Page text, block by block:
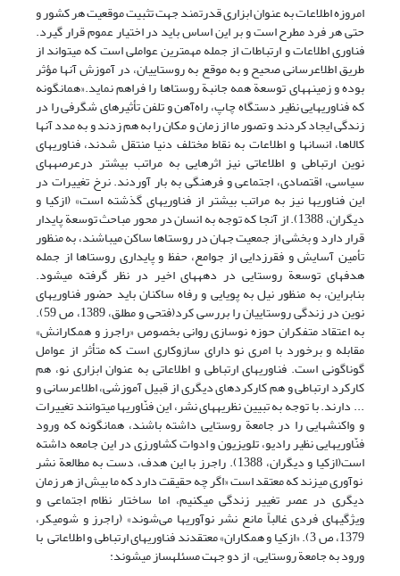
امروزه اطلاعات به عنوان ابزاری قدرتمند جهت تثبیت موقعیت هر کشور و
حتی هر فرد مطرح است و بر این اساس باید در اختیار عموم قرار گیرد.
فناوری اطلاعات و ارتباطات از جمله مهم‎ترین عواملی است که می‎تواند از
طریق اطلاع‎رسانی صحیح و به موقع به روستاییان، در آموزش آنها مؤثر
بوده و زمینه‎های توسعة همه جانبة روستاها را فراهم نماید.«همان‎گونه
که فناوریهایی نظیر دستگاه چاپ، راه‌آهن و تلفن تأثیرهای شگرفی را در
زندگی ایجاد کردند و تصور ما از زمان و مکان را به هم زدند و به مدد آنها
کالاها، انسانها و اطلاعات به نقاط مختلف دنیا منتقل شدند، فناوریهای
نوین ارتباطی و اطلاعاتی نیز اثرهایی به مراتب بیشتر درعرصه‎های
سیاسی، اقتصادی، اجتماعی و فرهنگی به بار آوردند. نرخ تغییرات در
این فناوریها نیز به مراتب بیشتر از فناوریهای گذشته است» (ازکیا و
دیگران، 1388). از آنجا که توجه به انسان در محور مباحث توسعة پایدار
قرار دارد و بخشی از جمعیت جهان در روستاها ساکن می‎باشند، به منظور
تأمین آسایش و فقرزدایی از جوامع، حفظ و پایداری روستاها از جمله
هدفهای توسعة روستایی در دهه‎های اخیر در نظر گرفته می‎شود.
بنابراین، به منظور نیل به پویایی و رفاه ساکنان باید حضور فناوریهای
نوین در زندگی روستاییان را بررسی کرد(فتحی و مطلق، 1389، ص 59).
به اعتقاد متفکران حوزه نوسازی روانی ‎بخصوص «راجرز و همکارانش»
مقابله و برخورد با امری نو دارای سازوکاری است که متأثر از عوامل
گوناگونی است. فناوریهای ارتباطی و اطلاعاتی به عنوان ابزاری نو، هم
کارکرد ارتباطی و هم کارکردهای دیگری از قبیل آموزشی، اطلاع‎رسانی و
... دارند. با توجه به تبیین نظریه‎های نشر، این فنّاوریها می‎توانند تغییرات
و واکنشهایی را در جامعة روستایی داشته باشند، همان‎گونه که ورود
فنّاوریهایی نظیر رادیو، تلویزیون و ادوات کشاورزی در این جامعه داشته
است(ازکیا و دیگران، 1388). راجرز با این هدف، دست به مطالعة نشر
نوآوری می‎زند که معتقد است «اگر چه حقیقت دارد که ما بیش از هر زمان
دیگری در عصر تغییر زندگی می‎کنیم، اما ساختار نظام اجتماعی و
ویژگیهای فردی غالباً مانع نشر نوآوریها می‌شوند» (راجرز و شومیکر،
1379، ص 3). «ازکیا و همکاران» معتقدند فناوریهای ارتباطی و اطلاعاتی با
ورود به جامعة روستایی، از دو جهت مسئله‎ساز می‎شوند: